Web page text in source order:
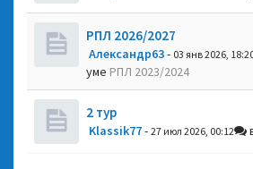
РПЛ 2026/2027
Александр63- 03 янв 2026,
уме РПЛ 2023/2024
2 тур
Klassik77- 27 июл 2026, 00:12